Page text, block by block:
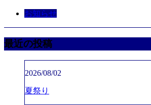
お知らせ
最近の投稿
2026/08/02
夏祭り